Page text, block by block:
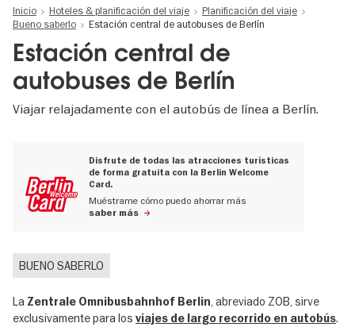
Inicio Hoteles & planificación del viaje
Planificación del viaje
Bueno saberlo
Estación central de autobuses de Berlín
Estación central de
autobuses de Berlín
Viajar relajadamente con el autobús de línea a Berlín.
Disfrute de todas las atracciones turísticas
de forma gratuita con la Berlin Welcome
Card.
Muéstrame cómo puedo ahorrar más
saber más
BUENO SABERLO
La Zentrale Omnibusbahnhof Berlin, abreviado ZOB, sirve
exclusivamente para los viajes de largo recorrido en autobús.